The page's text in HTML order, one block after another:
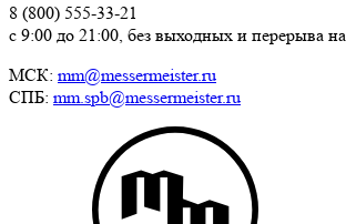
8 (800) 555-33-21
с 9:00 до 21:00, без выходных и перерыва
МСК: mm@messermeister.ru
СПБ: mm.spb@messermeister.ru